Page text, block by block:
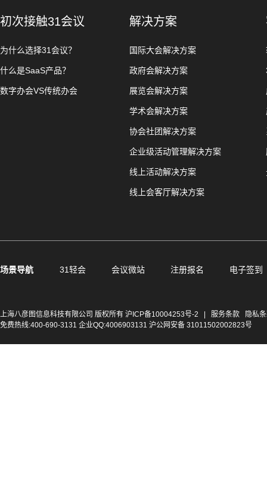
初次接触31会议
为什么选择31会议？
什么是SaaS产品？
数字办会VS传统办会
解决方案
国际大会解决方案
政府会解决方案
展览会解决方案
学术会解决方案
协会社团解决方案
企业级活动管理解决方案
线上活动解决方案
线上会客厅解决方案
场景导航 31轻会 会议微站 注册报名 电子签到
上海八彦图信息科技有限公司 版权所有 沪ICP备10004253号-2 服务条款
隐私
免费热线:400-690-3131 企业QQ:4006903131 沪公网安备 31011502002823号